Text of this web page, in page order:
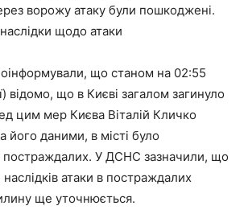
ворожу атаку були пошкоджені.
щодо атаки
що станом на 02:55
відомо, що в Києві загалом загинуло
цим мер Києва Віталій Кличко
його даними, в місті було
У ДСНС зазначили, що
атаки в постраждалих
ще уточнюється.